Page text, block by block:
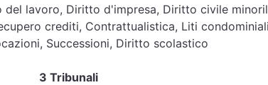
lavoro, Diritto d'impresa, Diritto civile
crediti, Contrattualistica, Liti
Successioni, Diritto scolastico
3 Tribunali